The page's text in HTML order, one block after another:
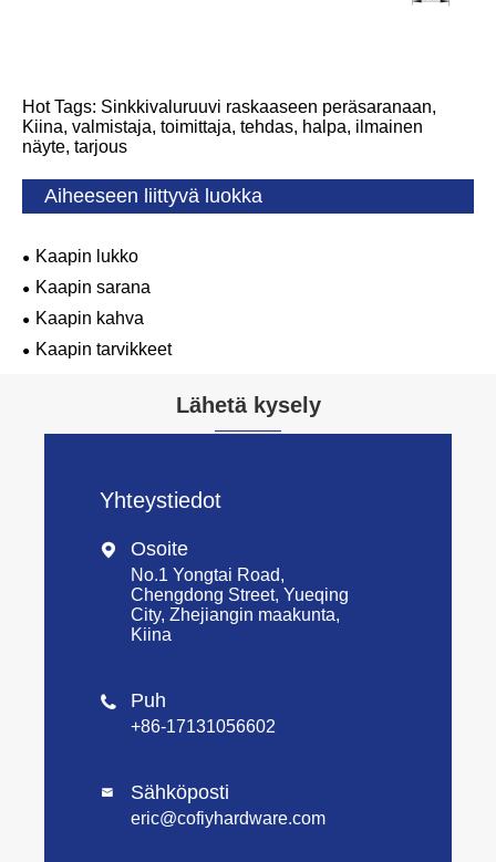
Hot Tags: Sinkkivaluruuvi raskaaseen peräsaranaan,
Kiina, valmistaja, toimittaja, tehdas, halpa, ilmainen
näyte, tarjous
Aiheeseen liittyvä luokka
Kaapin lukko
Kaapin sarana
Kaapin kahva
Kaapin tarvikkeet
Lähetä kysely
Yhteystiedot
 Osoite
No.1 Yongtai Road,
Chengdong Street, Yueqing
City, Zhejiangin maakunta,
Kiina
 Puh
+86-17131056602
 Sähköposti
eric@cofiyhardware.com